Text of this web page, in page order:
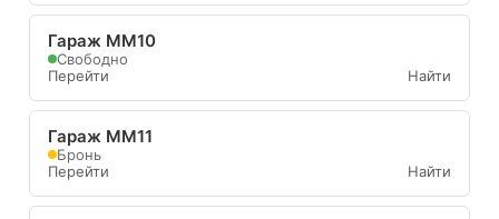
Гараж ММ10
Свободно
Перейти
Найти
Гараж ММ11
Бронь
Перейти
Найти